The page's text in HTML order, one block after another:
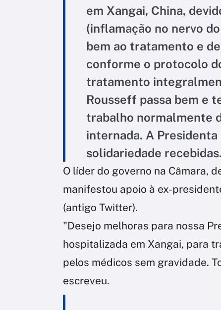
em Xangai, China,
(inflamação no nervo
bem ao tratamento e
conforme o protocolo
tratamento
Rousseff passa bem e
trabalho normalmente
internada. A Presidenta
solidariedade recebidas.
O líder do governo na Câmara,
manifestou apoio à ex-
(antigo Twitter).
"Desejo melhoras para nossa
hospitalizada em Xangai, para
pelos médicos sem gravidade.
escreveu.